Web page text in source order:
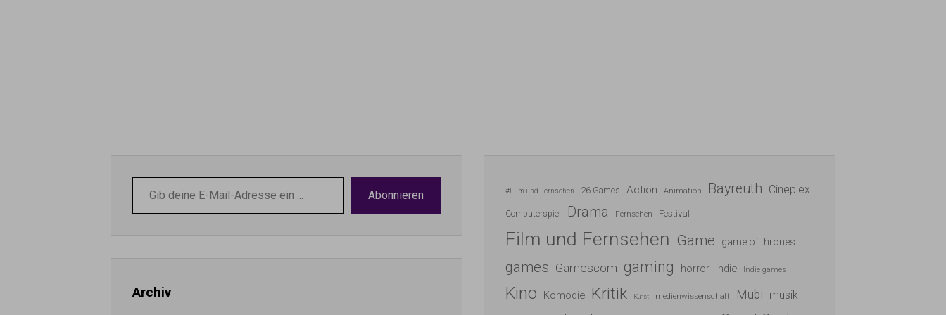
deine
E-
Abonnieren
Archiv
#Film und Fernsehen 26 Games Action Animation Bayreuth Cineplex
Computerspiel Drama Fernsehen Festival
Film und Fernsehen Game game of thrones
games Gamescom gaming horror indie Indie games
Kino Komödie Kritik Kunst medienwissenschaft Mubi musik